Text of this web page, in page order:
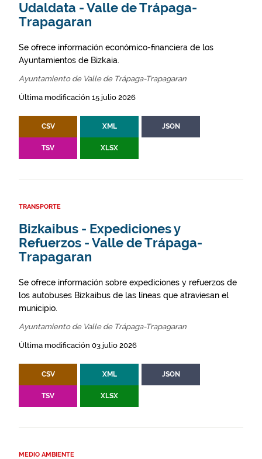
Udaldata - Valle de Trápaga-
Trapagaran
Se ofrece información económico-financiera de los
Ayuntamientos de Bizkaia.
Ayuntamiento de Valle de Trápaga-Trapagaran
Última modificación 15 julio 2026
CSV XML JSON
TSV XLSX
TRANSPORTE
Bizkaibus - Expediciones y
Refuerzos - Valle de Trápaga-
Trapagaran
Se ofrece información sobre expediciones y refuerzos de
los autobuses Bizkaibus de las líneas que atraviesan el
municipio.
Ayuntamiento de Valle de Trápaga-Trapagaran
Última modificación 03 julio 2026
CSV XML JSON
TSV XLSX
MEDIO AMBIENTE